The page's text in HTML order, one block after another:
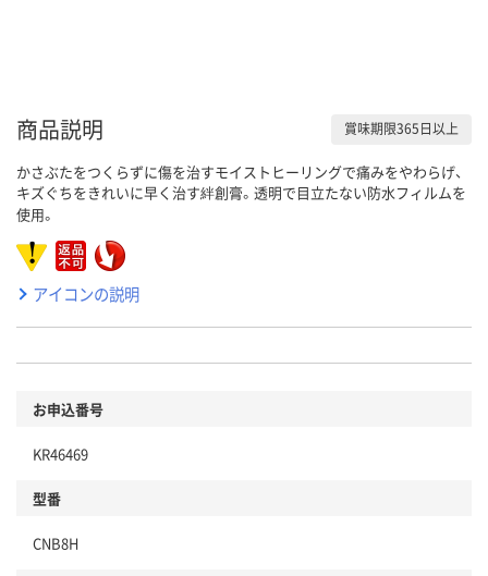
商品説明 賞味期限365日以上
かさぶたをつくらずに傷を治すモイストヒーリングで痛みをやわらげ、
キズぐちをきれいに早く治す絆創膏。透明で目立たない防水フィルムを
使用。
アイコンの説明
お申込番号
KR46469
型番
CNB8H